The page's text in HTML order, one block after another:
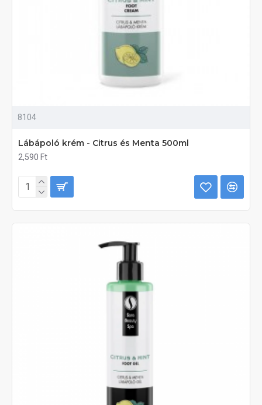
8104
Lábápoló krém - Citrus és Menta 500ml
2,590 Ft